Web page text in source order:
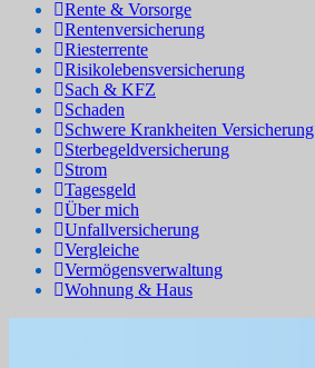
Rente & Vorsorge
Rentenversicherung
Riesterrente
Risikolebensversicherung
Sach & KFZ
Schaden
Schwere Krankheiten Versicherung
Sterbegeldversicherung
Strom
Tagesgeld
Über mich
Unfallversicherung
Vergleiche
Vermögensverwaltung
Wohnung & Haus